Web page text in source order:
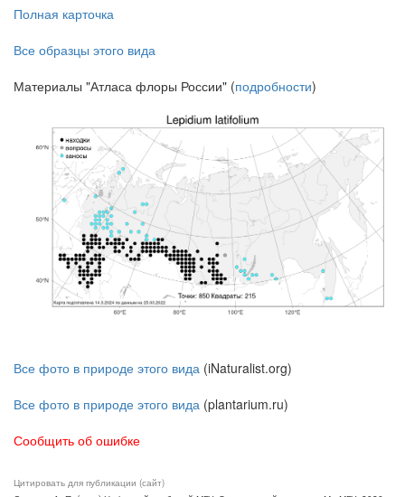
Полная карточка
Все образцы этого вида
Материалы "Атласа флоры России" (подробности)
Все фото в природе этого вида (iNaturalist.org)
Все фото в природе этого вида (plantarium.ru)
Сообщить об ошибке
Цитировать для публикации (сайт)